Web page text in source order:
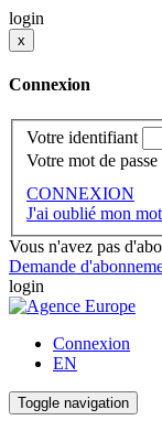
login
x
Connexion
Votre identifiant
Votre mot de passe
CONNEXION
J'ai oublié mon
Vous n'avez pas
Demande
login
Connexion
EN
Toggle navigation